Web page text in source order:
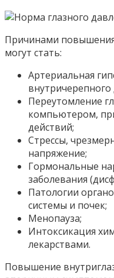
Причинами повышения
могут стать:
Артериальная
внутричерепного
Переутомление
компьютером,
действий;
Стрессы,
напряжение;
Гормональные
заболевания
Патологии
системы и почек;
Менопауза;
Интоксикация
лекарствами.
Повышение